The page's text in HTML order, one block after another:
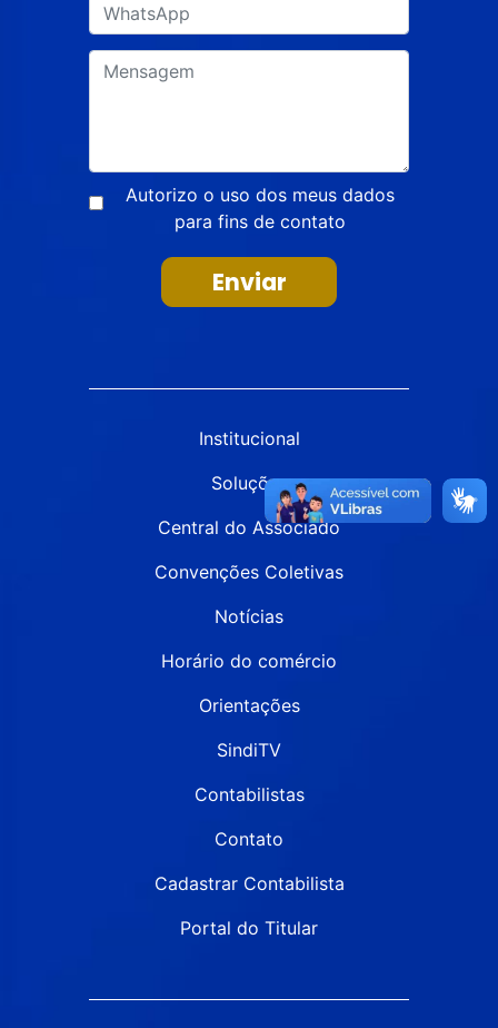
Autorizo o uso dos meus dados
para fins de contato
Enviar
Institucional
Soluções
Central do Associado
Convenções Coletivas
Notícias
Horário do comércio
Orientações
SindiTV
Contabilistas
Contato
Cadastrar Contabilista
Portal do Titular